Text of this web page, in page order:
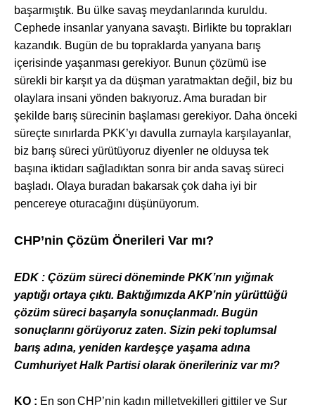
başarmıştık. Bu ülke savaş meydanlarında kuruldu.
Cephede insanlar yanyana savaştı. Birlikte bu toprakları
kazandık. Bugün de bu topraklarda yanyana barış
içerisinde yaşanması gerekiyor. Bunun çözümü ise
sürekli bir karşıt ya da düşman yaratmaktan değil, biz bu
olaylara insani yönden bakıyoruz. Ama buradan bir
şekilde barış sürecinin başlaması gerekiyor. Daha önceki
süreçte sınırlarda PKK’yı davulla zurnayla karşılayanlar,
biz barış süreci yürütüyoruz diyenler ne olduysa tek
başına iktidarı sağladıktan sonra bir anda savaş süreci
başladı. Olaya buradan bakarsak çok daha iyi bir
pencereye oturacağını düşünüyorum.
CHP’nin Çözüm Önerileri Var mı?
EDK : Çözüm süreci döneminde PKK’nın yığınak
yaptığı ortaya çıktı. Baktığımızda AKP’nin yürüttüğü
çözüm süreci başarıyla sonuçlanmadı. Bugün
sonuçlarını görüyoruz zaten. Sizin peki toplumsal
barış adına, yeniden kardeşçe yaşama adına
Cumhuriyet Halk Partisi olarak önerileriniz var mı?
KO : En son CHP’nin kadın milletvekilleri gittiler ve Sur